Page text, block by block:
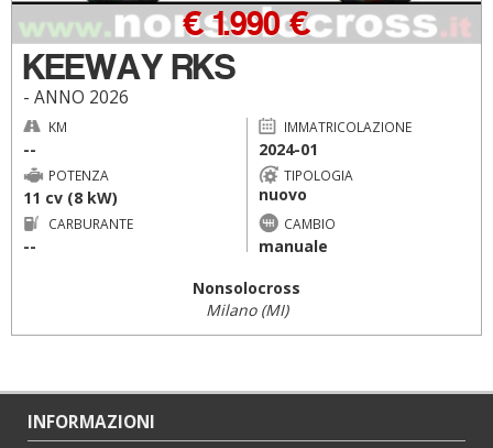
KEEWAY RKS
- ANNO 2026
€ 1.990 €
KM
--
IMMATRICOLAZIONE
2024-01
POTENZA
11 cv (8 kW)
TIPOLOGIA
nuovo
CARBURANTE
--
CAMBIO
manuale
Nonsolocross
Milano (MI)
INFORMAZIONI